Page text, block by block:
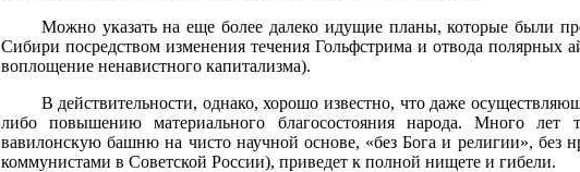
Можно указать на еще более далеко идущие планы, которые были
Сибири посредством изменения течения Гольфстрима и отвода полярных
воплощение ненавистного капитализма).
В действительности, однако, хорошо известно, что даже
либо повышению материального благосостояния народа. Много лет
вавилонскую башню на чисто научной основе, «без Бога и религии», без
коммунистами в Советской России), приведет к полной нищете и гибели.